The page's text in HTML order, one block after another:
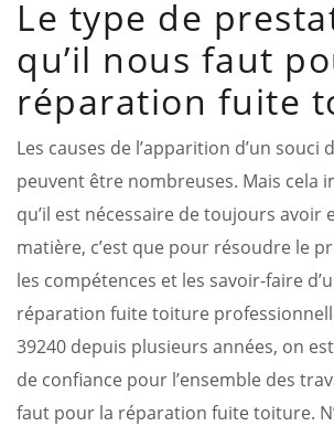
Le type de
qu’il nous faut
réparation fuite
Les causes de l’apparition d’un souci
peuvent être nombreuses. Mais cela
qu’il est nécessaire de toujours avoir
matière, c’est que pour résoudre le
les compétences et les savoir-faire
réparation fuite toiture
39240 depuis plusieurs années, on
de confiance pour l’ensemble des
faut pour la réparation fuite toiture.